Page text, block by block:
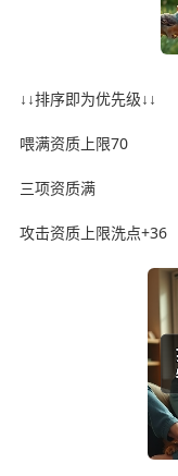
↓↓排序即为优先级↓↓
喂满资质上限70
三项资质满
攻击资质上限洗点+36